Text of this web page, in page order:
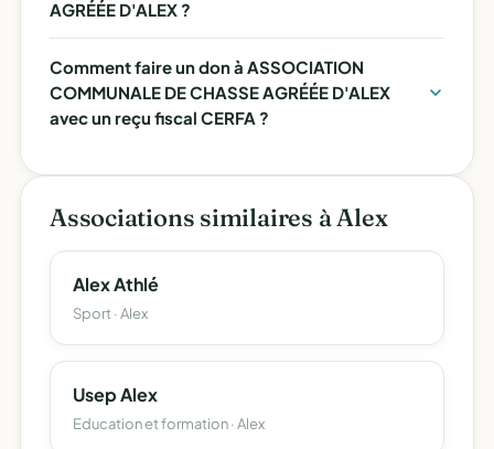
AGRÉÉE D'ALEX ?
Comment faire un don à ASSOCIATION
COMMUNALE DE CHASSE AGRÉÉE D'ALEX
avec un reçu fiscal CERFA ?
Associations similaires à Alex
Alex Athlé
Sport · Alex
Usep Alex
Education et formation · Alex